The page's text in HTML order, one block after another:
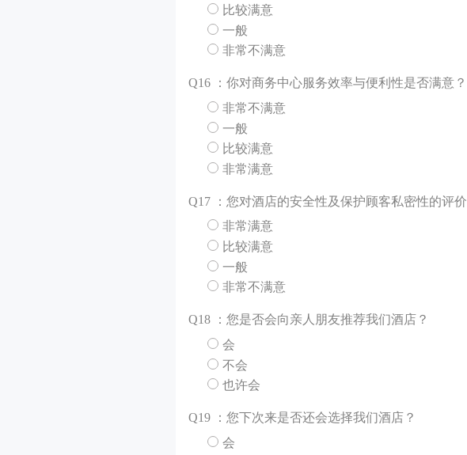
比较满意
一般
非常不满意
Q16 ：你对商务中心服务效率与便利性是否满意？
非常不满意
一般
比较满意
非常满意
Q17 ：您对酒店的安全性及保护顾客私密性的评价
非常满意
比较满意
一般
非常不满意
Q18 ：您是否会向亲人朋友推荐我们酒店？
会
不会
也许会
Q19 ：您下次来是否还会选择我们酒店？
会